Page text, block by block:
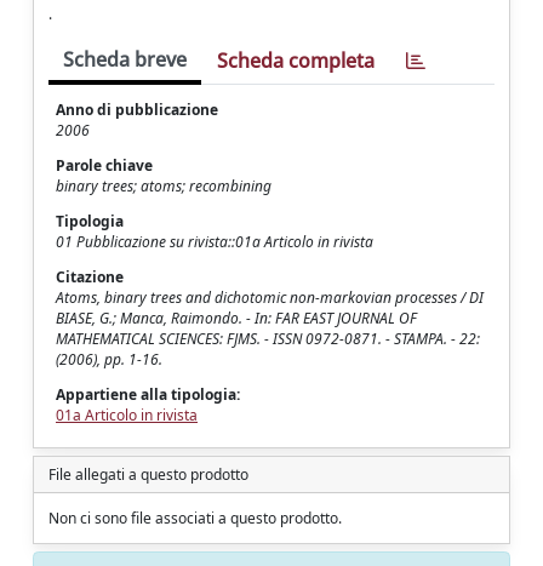
.
Scheda breve Scheda completa
Anno di pubblicazione
2006
Parole chiave
binary trees; atoms; recombining
Tipologia
01 Pubblicazione su rivista::01a Articolo in rivista
Citazione
Atoms, binary trees and dichotomic non-markovian processes / DI
BIASE, G.; Manca, Raimondo. - In: FAR EAST JOURNAL OF
MATHEMATICAL SCIENCES: FJMS. - ISSN 0972-0871. - STAMPA. - 22:
(2006), pp. 1-16.
Appartiene alla tipologia:
01a Articolo in rivista
File allegati a questo prodotto
Non ci sono file associati a questo prodotto.